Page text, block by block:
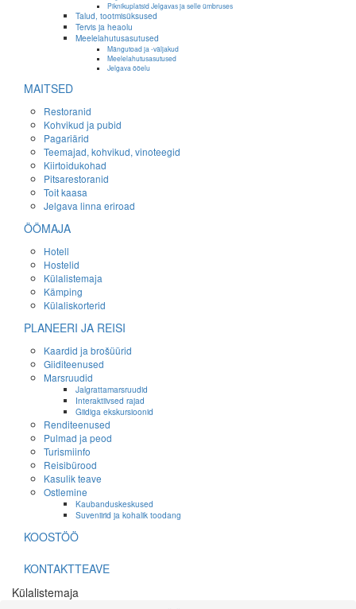
Piknikuplatsid Jelgavas ja selle ümbruses
Talud, tootmisüksused
Tervis ja heaolu
Meelelahutusasutused
Mängutoad ja -väljakud
Meelelahutusasutused
Jelgava ööelu
MAITSED
Restoranid
Kohvikud ja pubid
Pagariärid
Teemajad, kohvikud, vinoteegid
Kiirtoidukohad
Pitsarestoranid
Toit kaasa
Jelgava linna eriroad
ÖÖMAJA
Hotell
Hostelid
Külalistemaja
Kämping
Külaliskorterid
PLANEERI JA REISI
Kaardid ja brošüürid
Giiditeenused
Marsruudid
Jalgrattamarsruudid
Interaktiivsed rajad
Giidiga ekskursioonid
Renditeenused
Pulmad ja peod
Turismiinfo
Reisibürood
Kasulik teave
Ostlemine
Kaubanduskeskused
Suveniirid ja kohalik toodang
KOOSTÖÖ
KONTAKTTEAVE
Külalistemaja